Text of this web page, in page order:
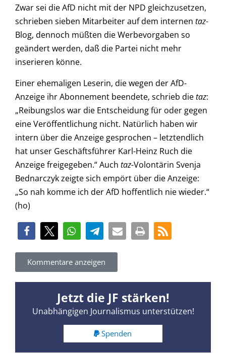
Zwar sei die AfD nicht mit der NPD gleichzusetzen,
schrieben sieben Mitarbeiter auf dem internen taz-
Blog, dennoch müßten die Werbevorgaben so
geändert werden, daß die Partei nicht mehr
inserieren könne.
Einer ehemaligen Leserin, die wegen der AfD-
Anzeige ihr Abonnement beendete, schrieb dietaz:
„Reibungslos war die Entscheidung für oder gegen
eine Veröffentlichung nicht. Natürlich haben wir
intern über die Anzeige gesprochen – letztendlich
hat unser Geschäftsführer Karl-Heinz Ruch die
Anzeige freigegeben.“ Auch taz-Volontärin Svenja
Bednarczyk zeigte sich empört über die Anzeige:
„So nah komme ich der AfD hoffentlich nie wieder.“
(ho)
Kommentare anzeigen
Jetzt die JF stärken!
Unabhängigen Journalismus unterstützen!
Spenden